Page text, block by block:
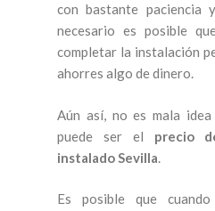
con bastante paciencia
necesario es posible
completar la instalación
ahorres algo de dinero.
Aún así, no es mala
puede ser el precio
instalado Sevilla
Es posible que